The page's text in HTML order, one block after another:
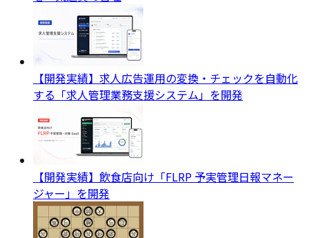
【開発実績】求人広告運用の変換・チェックを自動化
する「求人管理業務支援システム」を開発
【開発実績】飲食店向け「FLRP 予実管理日報マネー
ジャー」を開発